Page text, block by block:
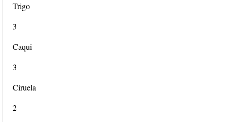
Trigo
3
Caqui
3
Ciruela
2